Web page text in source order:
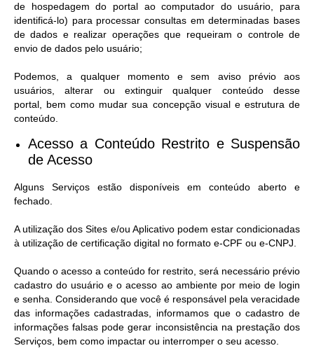
de hospedagem do portal ao computador do usuário, para
identificá-lo) para processar consultas em determinadas bases
de dados e realizar operações que requeiram o controle de
envio de dados pelo usuário;
Podemos, a qualquer momento e sem aviso prévio aos
usuários, alterar ou extinguir qualquer conteúdo desse
portal, bem como mudar sua concepção visual e estrutura de
conteúdo.
Acesso a Conteúdo Restrito e Suspensão
de Acesso​
Alguns Serviços estão disponíveis em conteúdo aberto e
fechado.
A utilização dos Sites e/ou Aplicativo podem estar condicionadas
à utilização de certificação digital no formato e-CPF ou e-CNPJ.
Quando o acesso a conteúdo for restrito, será necessário prévio
cadastro do usuário e o acesso ao ambiente por meio de login
e senha. Considerando que você é responsável pela veracidade
das informações cadastradas, informamos que o cadastro de
informações falsas pode gerar inconsistência na prestação dos
Serviços, bem como impactar ou interromper o seu acesso.